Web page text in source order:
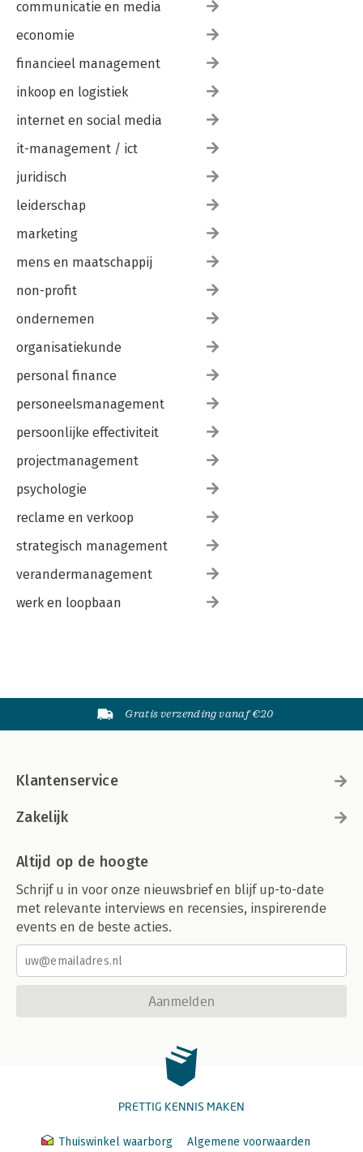
communicatie en media
economie
financieel management
inkoop en logistiek
internet en social media
it-management / ict
juridisch
leiderschap
marketing
mens en maatschappij
non-profit
ondernemen
organisatiekunde
personal finance
personeelsmanagement
persoonlijke effectiviteit
projectmanagement
psychologie
reclame en verkoop
strategisch management
verandermanagement
werk en loopbaan
Gratis verzending vanaf €20
Klantenservice
Zakelijk
Altijd op de hoogte
Schrijf u in voor onze nieuwsbrief en blijf up-to-date
met relevante interviews en recensies, inspirerende
events en de beste acties.
Aanmelden
PRETTIG KENNIS MAKEN
Thuiswinkel waarborg Algemene voorwaarden